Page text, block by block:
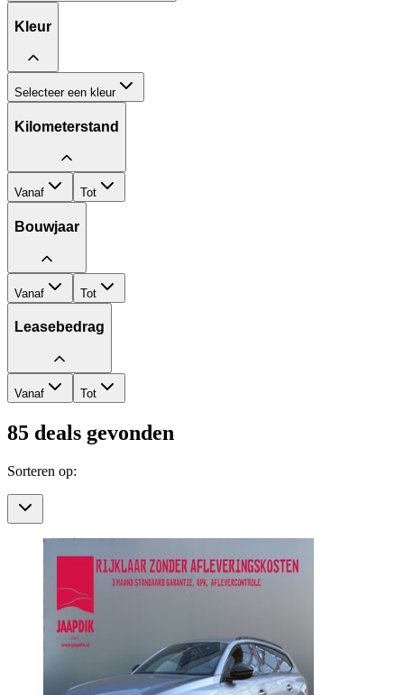
Kleur
Selecteer een kleur
Kilometerstand
Vanaf Tot
Bouwjaar
Vanaf Tot
Leasebedrag
Vanaf Tot
85 deals gevonden
Sorteren op: